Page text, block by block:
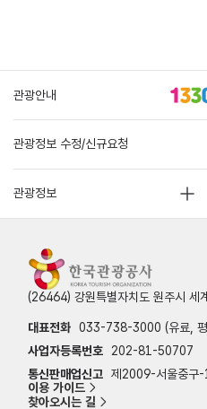
관광안내
관광정보 수정/신규요청
관광정보
(26464) 강원특별자치도 원주시 세
대표전화 033-738-3000 (유료,
사업자등록번호
202-81-50707
통신판매업신고 제2009-서울중구
이용 가이드
찾아오시는 길